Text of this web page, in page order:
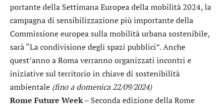
portante della Settimana Europea della mobilità 2024, la
campagna di sensibilizzazione più importante della
Commissione europea sulla mobilità urbana sostenibile,
sarà “La condivisione degli spazi pubblici”. Anche
quest’anno a Roma verranno organizzati incontri e
iniziative sul territorio in chiave di sostenibilità
ambientale (fino a domenica 22/09/2024)
Rome Future Week– Seconda edizione della Rome